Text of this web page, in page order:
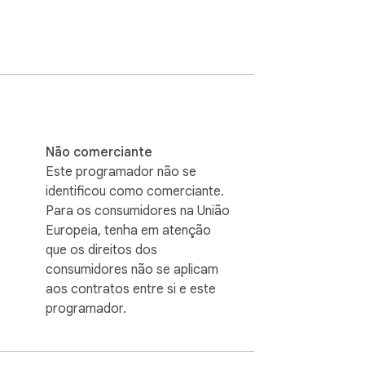
Não comerciante
Este programador não se
identificou como comerciante.
Para os consumidores na União
Europeia, tenha em atenção
que os direitos dos
consumidores não se aplicam
aos contratos entre si e este
programador.